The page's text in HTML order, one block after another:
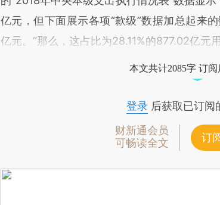
亿元，但下面展示各项“款级”数据加总起来
亿元。“那么，这占比为28.11%的877.02亿元
本文共计2085字 订
登录后获取已订阅
财新通会员
可畅读全文
订